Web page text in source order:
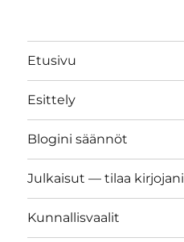
Etusivu
Esittely
Blogini säännöt
Julkaisut — tilaa kirjojani
Kunnallisvaalit